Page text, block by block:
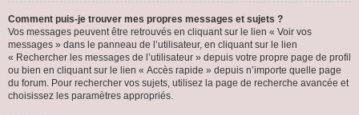
Comment puis-je trouver mes propres messages et sujets ?
Vos messages peuvent être retrouvés en cliquant sur le lien « Voir vos
messages » dans le panneau de l’utilisateur, en cliquant sur le lien
« Rechercher les messages de l’utilisateur » depuis votre propre page de profil
ou bien en cliquant sur le lien « Accès rapide » depuis n’importe quelle page
du forum. Pour rechercher vos sujets, utilisez la page de recherche avancée et
choisissez les paramètres appropriés.